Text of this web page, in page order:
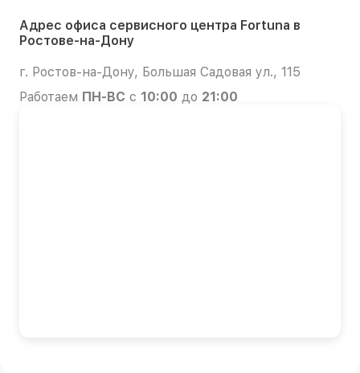
Адрес офиса сервисного центра Fortuna в
Ростове-на-Дону
г. Ростов-на-Дону, Большая Садовая ул., 115
Работаем ПН-ВС с 10:00 до 21:00